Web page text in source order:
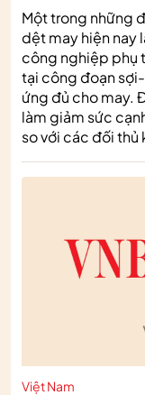
Một trong những
dệt may hiện nay
công nghiệp phụ
tại công đoạn
ứng đủ cho may.
làm giảm sức
so với các đối thủ
Việt Nam